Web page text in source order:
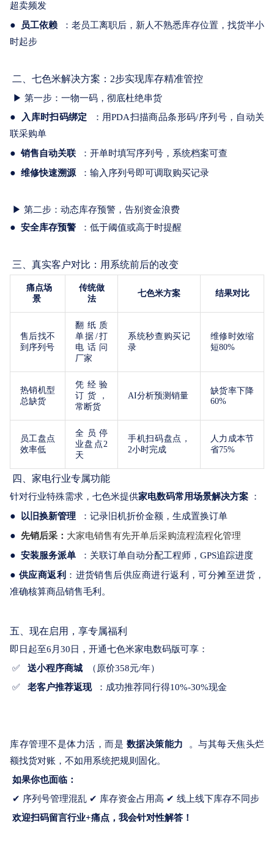
超卖频发
● 员工依赖
：老员工离职后，新人不熟悉库存位置，找货半小
时起步
二、 七色米解决方案：2步实现库存精准管控
▶ 第一步：一物一码，彻底杜绝串货
● 入库时扫码绑定
：用PDA扫描商品条形码/序列号，自动关
联采购单
● 销售自动关联 ：开单时填写序列号，系统档案可查
● 维修快速溯源 ：输入序列号即可调取购买记录
▶ 第二步：动态库存预警，告别资金浪费
● 安全库存预警 ：低于阈值或高于时提醒
三、真实客户对比：用系统前后的改变
痛点场
景
传统做
法
七色米方案 结果对比
售后找不
到序列号
翻纸质
单据/打
电话问
厂家
系统秒查购买记
录
维修时效缩
短80%
热销机型
总缺货
凭经验
订货，
常断货
AI分析预测销量
缺货率下降
60%
员工盘点
效率低
全员停
业盘点2
天
手机扫码盘点，
2小时完成
人力成本节
省75%
四、家电行业专属功能
针对行业特殊需求， 七色米提供家电数码常用场景解决方案 ：
● 以旧换新管理 ：记录旧机折价金额，生成置换订单
● 先销后采： 大家电销售有先开单后采购流程流程化管理
● 安装服务派单 ：关联订单自动分配工程师，GPS追踪进度
● 供应商返利 ： 进货销售 后供应商进行返利 ，可分摊至进货 ，
准确核算商品销售毛利 。
五、现在启用，享专属福利
即日起至6月30日，开通七色米家电数码版可享：
✅
送小程序商城
（原价358元/年）
✅
老客户推荐返现 ：成功推荐同行得10%-30%现金
库存管理不是体力活，而是 数据决策能力
。与其每天焦头烂
额找货对账，不如用系统把规则固化。
如果你也面临：
✔ 序列号管理混乱 ✔ 库存资金占用高 ✔ 线上线下库存不同步
欢迎扫码留言行业+痛点，我会针对性解答！